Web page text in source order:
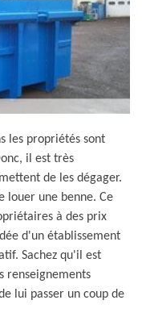
les propriétés sont
il est très
de les dégager.
louer une benne. Ce
à des prix
d'un établissement
Sachez qu'il est
renseignements
lui passer un coup de